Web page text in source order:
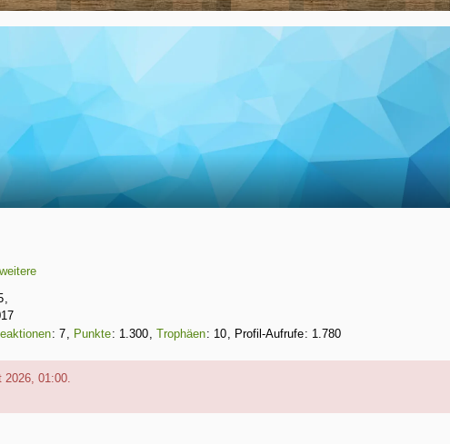
7 Punkte 1.300 Trophäen 10 Profil-Aufrufe 1.780
2026, 01:00.